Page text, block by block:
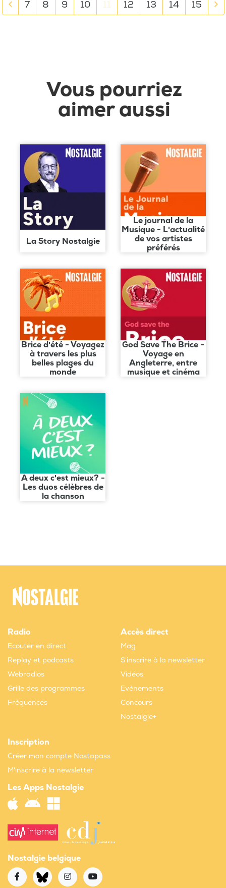
7 8 9 10 11 12 13 14 15
Vous pourriez
aimer aussi
La Story Nostalgie
Le journal de la
Musique - L'actualité
de vos artistes
préférés
Brice d'été - Voyagez
à travers les plus
belles plages du
monde
God Save The Brice -
Voyage en
Angleterre, entre
musique et cinéma
A deux c'est mieux? -
Les duos célèbres de
la chanson
Radio
Ecouter en direct
Replay et podcasts
Webradios
Grille des programmes
Fréquences
Accès direct
Mag
S'inscrire à la newsletter
Vidéos
Evènements
Concours
Nostalgie+
Inscription
Créer mon compte Nostapass
M'inscrire à la newsletter
Les Apps Nostalgie
Nostalgie belgique